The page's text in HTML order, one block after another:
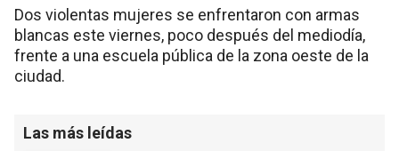
Dos violentas mujeres se enfrentaron con armas
blancas este viernes, poco después del mediodía,
frente a una escuela pública de la zona oeste de la
ciudad.
Las más leídas